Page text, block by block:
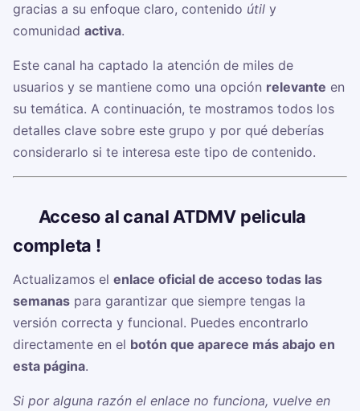
gracias a su enfoque claro, contenido útil y
comunidad activa.
Este canal ha captado la atención de miles de
usuarios y se mantiene como una opción relevante en
su temática. A continuación, te mostramos todos los
detalles clave sobre este grupo y por qué deberías
considerarlo si te interesa este tipo de contenido.
Acceso al canal ATDMV pelicula
completa !
Actualizamos el enlace oficial de acceso todas las
semanas para garantizar que siempre tengas la
versión correcta y funcional. Puedes encontrarlo
directamente en el botón que aparece más abajo en
esta página.
Si por alguna razón el enlace no funciona, vuelve en